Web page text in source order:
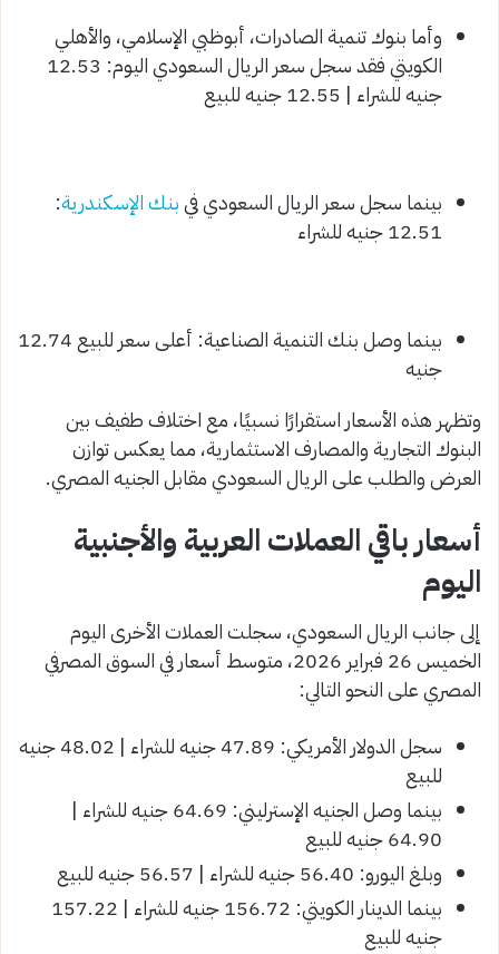
وأما بنوك تنمية الصادرات، أبوظبي الإسلامي، والأهلي
الكويتي فقد سجل سعر الريال السعودي اليوم: 12.53
جنيه للشراء | 12.55 جنيه للبيع
بينما سجل سعر الريال السعودي فيبنك الإسكندرية:
12.51 جنيه للشراء
بينما وصل بنك التنمية الصناعية: أعلى سعر للبيع 12.74
جنيه
وتظهر هذه الأسعار استقرارًا نسبيًا، مع اختلاف طفيف بين
البنوك التجارية والمصارف الاستثمارية، مما يعكس توازن
العرض والطلب على الريال السعودي مقابل الجنيه المصري.
أسعار باقي العملات العربية والأجنبية
اليوم
إلى جانب الريال السعودي، سجلت العملات الأخرى اليوم
الخميس 26 فبراير 2026، متوسط أسعار في السوق المصرفي
المصري على النحو التالي:
سجل الدولار الأمريكي: 47.89 جنيه للشراء | 48.02 جنيه
للبيع
بينما وصل الجنيه الإسترليني: 64.69 جنيه للشراء |
64.90 جنيه للبيع
وبلغ اليورو: 56.40 جنيه للشراء | 56.57 جنيه للبيع
بينما الدينار الكويتي: 156.72 جنيه للشراء | 157.22
جنيه للبيع